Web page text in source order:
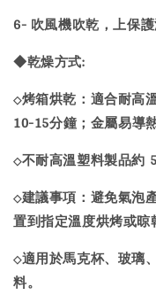
6- 吹風機吹乾，上保護
◆乾燥方式:
◇烤箱烘乾：適合耐高
10-15分鐘；金屬易導
◇不耐高溫塑料製品約
◇建議事項：避免氣泡
置到指定溫度烘烤或晾
◇適用於馬克杯、玻璃
料。